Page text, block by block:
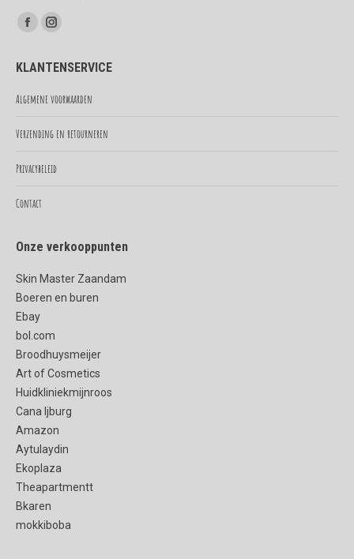
Vind ons op:
Facebook
opens
in
window
Instagram
opens
in
window
KLANTENSERVICE
Algemene voorwaarden
Verzending en retourneren
Privacybeleid
Contact
Onze verkooppunten
Skin Master Zaandam
Boeren en buren
Ebay
bol.com
Broodhuysmeijer
Art of Cosmetics
Huidkliniekmijnroos
Cana Ijburg
Amazon
Aytulaydin
Ekoplaza
Theapartmentt
Bkaren
mokkiboba